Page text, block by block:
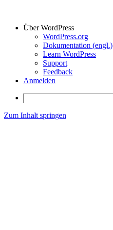
Über WordPress
WordPress.org
Dokumentation (engl.)
Learn WordPress
Support
Feedback
Anmelden
Zum Inhalt springen